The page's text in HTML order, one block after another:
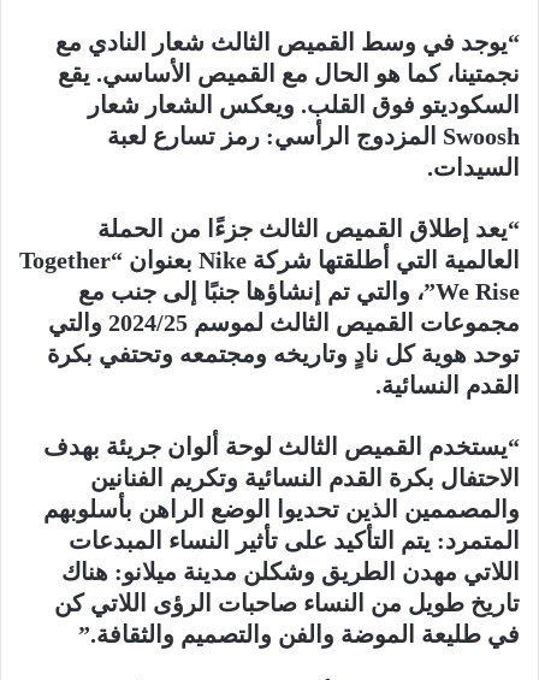
“يوجد في وسط القميص الثالث شعار النادي مع
نجمتينا، كما هو الحال مع القميص الأساسي. يقع
السكوديتو فوق القلب. ويعكس الشعار شعار
Swoosh المزدوج الرأسي: رمز تسارع لعبة
السيدات.
“يعد إطلاق القميص الثالث جزءًا من الحملة
العالمية التي أطلقتها شركة Nike بعنوان “Together
We Rise”، والتي تم إنشاؤها جنبًا إلى جنب مع
مجموعات القميص الثالث لموسم 2024/25 والتي
توحد هوية كل نادٍ وتاريخه ومجتمعه وتحتفي بكرة
القدم النسائية.
“يستخدم القميص الثالث لوحة ألوان جريئة بهدف
الاحتفال بكرة القدم النسائية وتكريم الفنانين
والمصممين الذين تحديوا الوضع الراهن بأسلوبهم
المتمرد: يتم التأكيد على تأثير النساء المبدعات
اللاتي مهدن الطريق وشكلن مدينة ميلانو: هناك
تاريخ طويل من النساء صاحبات الرؤى اللاتي كن
في طليعة الموضة والفن والتصميم والثقافة.”